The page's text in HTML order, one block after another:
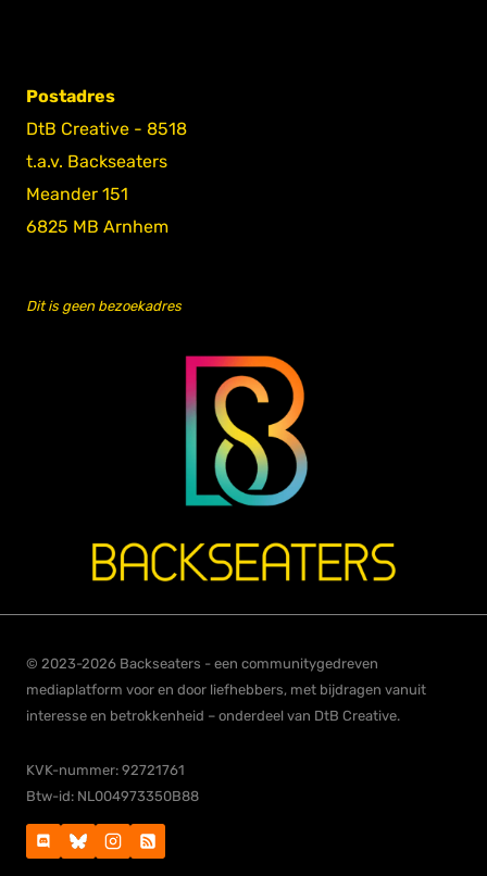
Postadres
DtB Creative - 8518
t.a.v. Backseaters
Meander 151
6825 MB Arnhem
Dit is geen bezoekadres
© 2023-2026 Backseaters - een communitygedreven
mediaplatform voor en door liefhebbers, met bijdragen vanuit
interesse en betrokkenheid – onderdeel van DtB Creative.
KVK-nummer: 92721761
Btw-id: NL004973350B88